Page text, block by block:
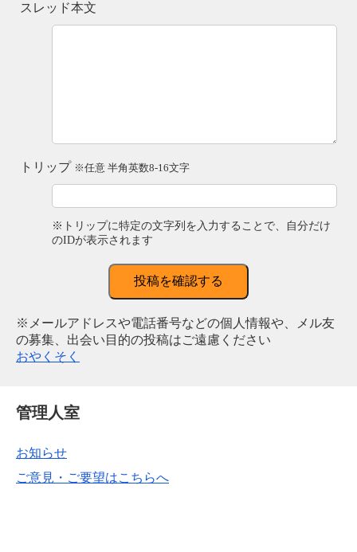
スレッド本文
トリップ ※任意 半角英数8-16文字
※トリップに特定の文字列を入力することで、自分だけ
のIDが表示されます
投稿を確認する
※メールアドレスや電話番号などの個人情報や、メル友
の募集、出会い目的の投稿はご遠慮ください
おやくそく
管理人室
お知らせ
ご意見・ご要望はこちらへ